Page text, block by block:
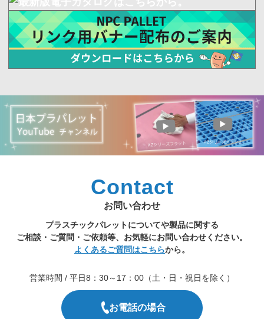
Contact
お問い合わせ
プラスチックパレットについてや製品に関する
ご相談・ご質問・ご依頼等、お気軽にお問い合わせください。
よくあるご質問はこちらから。
営業時間 / 平日8：30～17：00（土・日・祝日を除く）
お電話の場合